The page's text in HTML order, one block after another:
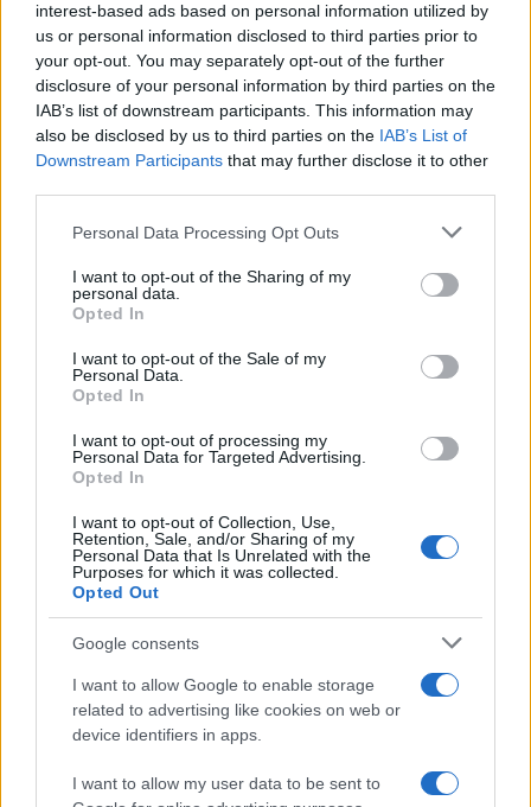
interest-based ads based on personal information utilized by
us or personal information disclosed to third parties prior to
your opt-out. You may separately opt-out of the further
disclosure of your personal information by third parties on the
IAB’s list of downstream participants. This information may
also be disclosed by us to third parties on the IAB’s List of
Downstream Participants that may further disclose it to other
Please note that this website/app uses one or more Google
not limited to your visit or usage behaviour. You may click to
grant or deny consent to Google and its third-party tags to
use your data for below specified purposes in below Google
consent section.
Personal Data Processing Opt Outs
I want to opt-out of the Sharing of my
personal data.
Opted In
I want to opt-out of the Sale of my
Personal Data.
Opted In
I want to opt-out of processing my
Personal Data for Targeted Advertising.
Opted In
I want to opt-out of Collection, Use,
Retention, Sale, and/or Sharing of my
Personal Data that Is Unrelated with the
Purposes for which it was collected.
Opted Out
Google consents
I want to allow Google to enable storage
related to advertising like cookies on web or
device identifiers in apps.
I want to allow my user data to be sent to
Los senderos de montañas más bellos de Italia
El sendero costero Wester Ross: hermoso
camino en Escocia
Redacción Viajar365.com